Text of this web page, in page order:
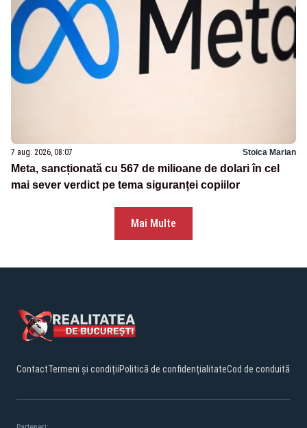
7 aug. 2026, 08:07 Stoica Marian
Meta, sancționată cu 567 de milioane de dolari în cel
mai sever verdict pe tema siguranței copiilor
Mai Multe
ContactTermeni și condițiiPolitică de confidențialitateCod de conduită